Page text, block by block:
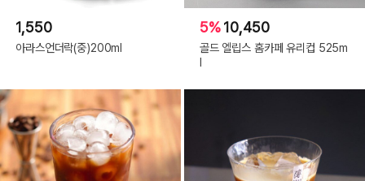
1,550
아라스언더락(중)200ml
5%10,450
골드 엘립스 홈카페 유리컵 525m
l